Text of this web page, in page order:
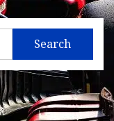
Search